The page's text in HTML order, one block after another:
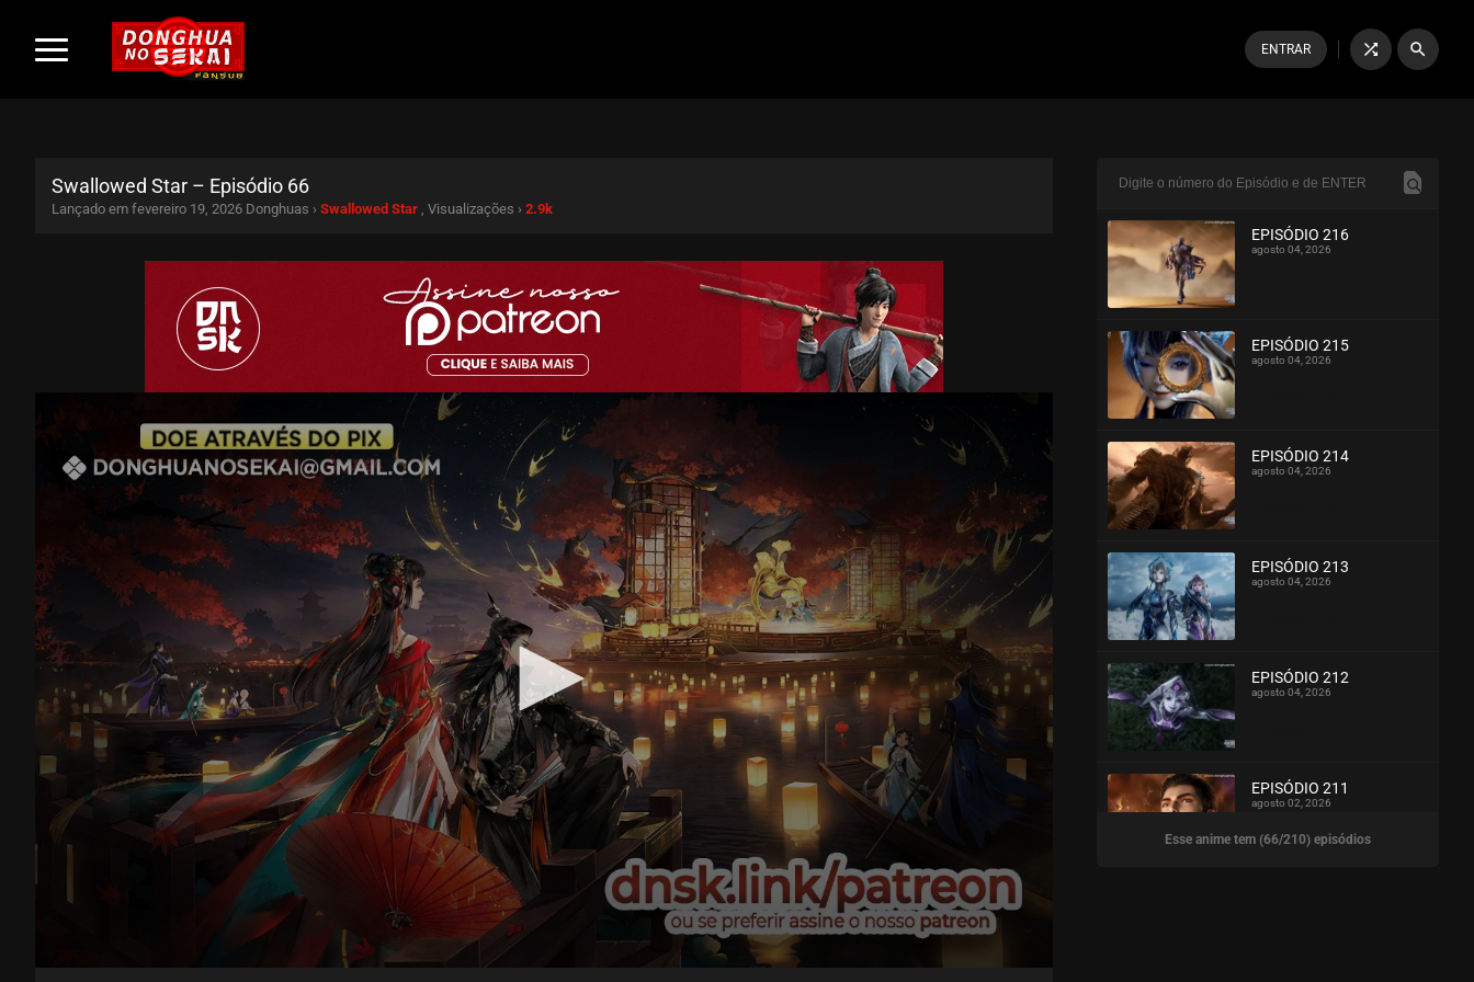
ENTRAR shuffle search
Swallowed Star – Episódio 66
Lançado em fevereiro 19, 2026 Donghuas › Swallowed Star , Visualizações › 2.9k
EPISÓDIO 216
agosto 04, 2026
EPISÓDIO 215
agosto 04, 2026
EPISÓDIO 214
agosto 04, 2026
EPISÓDIO 213
agosto 04, 2026
EPISÓDIO 212
agosto 04, 2026
ASSISTIDO
EPISÓDIO 211
agosto 02, 2026
Esse anime tem (66/210) episódios